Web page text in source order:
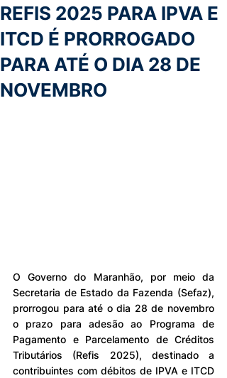
REFIS 2025 PARA IPVA E
ITCD É PRORROGADO
PARA ATÉ O DIA 28 DE
NOVEMBRO
O Governo do Maranhão, por meio da
Secretaria de Estado da Fazenda (Sefaz),
prorrogou para até o dia 28 de novembro
o prazo para adesão ao Programa de
Pagamento e Parcelamento de Créditos
Tributários (Refis 2025), destinado a
contribuintes com débitos de IPVA e ITCD